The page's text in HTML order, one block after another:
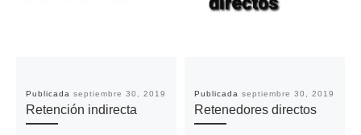
Publicada septiembre 30, 2019
Retención indirecta
Publicada septiembre 30, 2019
Retenedores directos